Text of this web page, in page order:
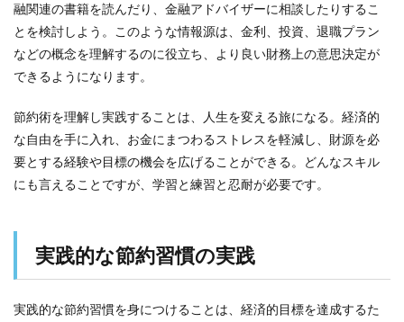
融関連の書籍を読んだり、金融アドバイザーに相談したりするこ
とを検討しよう。このような情報源は、金利、投資、退職プラン
などの概念を理解するのに役立ち、より良い財務上の意思決定が
できるようになります。
節約術を理解し実践することは、人生を変える旅になる。経済的
な自由を手に入れ、お金にまつわるストレスを軽減し、財源を必
要とする経験や目標の機会を広げることができる。どんなスキル
にも言えることですが、学習と練習と忍耐が必要です。
実践的な節約習慣の実践
実践的な節約習慣を身につけることは、経済的目標を達成するた